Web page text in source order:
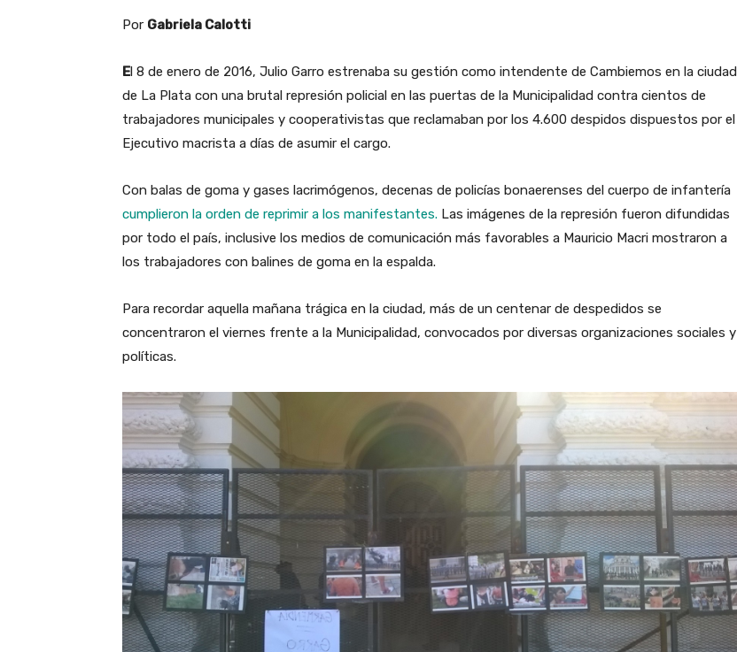
Por Gabriela Calotti
E l 8 de enero de 2016, Julio Garro estrenaba su gestión como intendente de Cambiemos en la ciudad
de La Plata con una brutal represión policial en las puertas de la Municipalidad contra cientos de
trabajadores municipales y cooperativistas que reclamaban por los 4.600 despidos dispuestos por el
Ejecutivo macrista a días de asumir el cargo.
Con balas de goma y gases lacrimógenos, decenas de policías bonaerenses del cuerpo de infantería
cumplieron la orden de reprimir a los manifestantes. Las imágenes de la represión fueron difundidas
por todo el país, inclusive los medios de comunicación más favorables a Mauricio Macri mostraron a
los trabajadores con balines de goma en la espalda.
Para recordar aquella mañana trágica en la ciudad, más de un centenar de despedidos se
concentraron el viernes frente a la Municipalidad, convocados por diversas organizaciones sociales y
políticas.